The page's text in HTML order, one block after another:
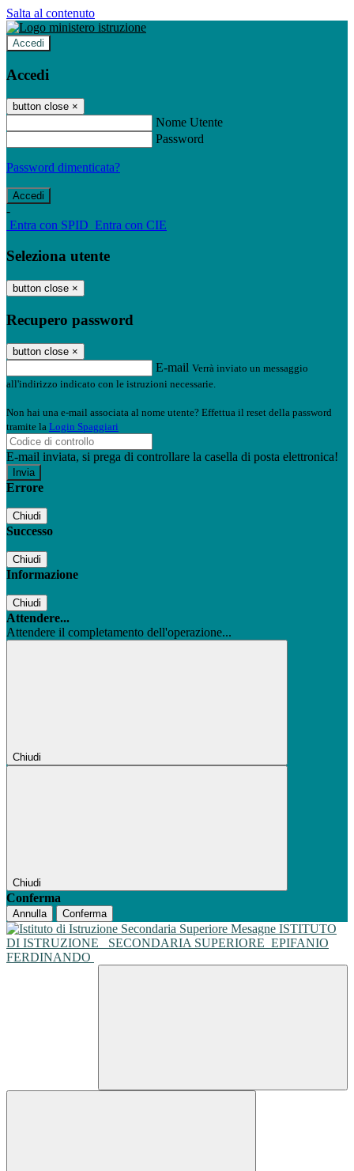
Salta al contenuto
Accedi
Accedi
button close ×
Nome Utente
Password
Password dimenticata?
-
Entra con SPID Entra con CIE
Seleziona utente
button close ×
Recupero password
button close ×
E-mail Verrà inviato un messaggio
all'indirizzo indicato con le istruzioni necessarie.
Non hai una e-mail associata al nome utente? Effettua il reset della password
tramite la Login Spaggiari
E-mail inviata, si prega di controllare la casella di posta elettronica!
Errore
Chiudi
Successo
Chiudi
Informazione
Chiudi
Attendere...
Attendere il completamento dell'operazione...
Chiudi
Chiudi
Conferma
Annulla Conferma
ISTITUTO
DI ISTRUZIONE
SECONDARIA SUPERIORE EPIFANIO
FERDINANDO